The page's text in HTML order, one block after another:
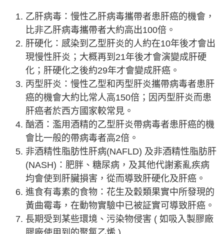
乙肝病毒：慢性乙肝病毒攜帶者患肝癌的機會，
比非乙肝病毒攜帶者大約高出100倍。
肝硬化：感染到乙型肝炎的人約在10年後才會出
現慢性肝炎；大概再到21年後才會演變成肝硬
化；肝硬化之後約29年才會變成肝癌。
丙型肝炎：慢性乙型和丙型肝炎攜帶病毒者患肝
癌的機會大約比常人高150倍；因丙型肝炎而患
肝癌者於西方國家較常見。
酗酒：濫用酒精的乙型肝炎帶病毒者患肝癌的機
會比一般的帶病毒者高2倍。
非酒精性脂肪性肝病(NAFLD) 及非酒精性脂肪肝
(NASH)：肥胖、糖尿病，及其他代謝紊亂疾病
均會使到肝臟損害，從而導致肝硬化及肝癌。
進食有毒素的食物：花生及穀類果實中所發現的
黃曲霉毒，在動物實驗中已被証實可導致肝癌。
長期受到某些環境、污染物侵害 ( 如吸入製膠廠